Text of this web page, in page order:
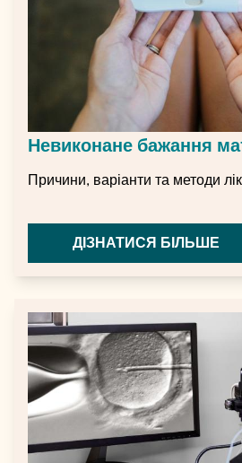
Невиконане бажання
Причини, варіанти та методи
ДІЗНАТИСЯ БІЛЬШЕ